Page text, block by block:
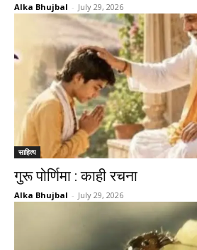
Alka Bhujbal - July 29, 2026
साहित्य
गुरू पोर्णिमा : काही रचना
Alka Bhujbal - July 29, 2026